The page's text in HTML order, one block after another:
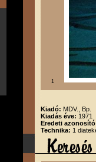
1
Kiadó: MDV., Bp.
Kiadás éve: 1971
Eredeti
Technika: 1